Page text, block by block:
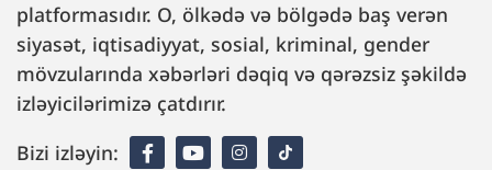
platformasıdır. O, ölkədə və bölgədə baş verən
siyasət, iqtisadiyyat, sosial, kriminal, gender
mövzularında xəbərləri dəqiq və qərəzsiz şəkildə
izləyicilərimizə çatdırır.
Bizi izləyin: